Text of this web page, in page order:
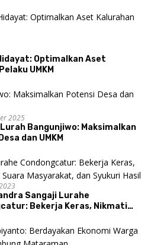
Optimalkan Aset
UMKM
2025
Lurah Bangunjiwo: Maksimalkan
dan UMKM
Sangaji Lurahe
Bekerja Keras, Nikmati
Hasil